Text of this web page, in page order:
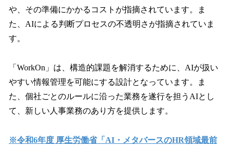
や、その準備にかかるコストが指摘されています。ま
た、AIによる判断プロセスの不透明さが指摘されていま
す。
「WorkOn」は、構造的課題を解消するために、AIが扱い
やすい情報管理を可能にする設計となっています。ま
た、個社ごとのルールに沿った業務を遂行を担うAIとし
て、新しい人事業務のあり方を提供します。
※令和6年度 厚生労働省「AI・メタバースのHR領域最前